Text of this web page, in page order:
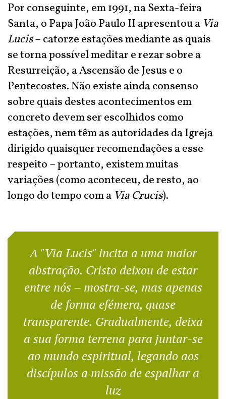
Por conseguinte, em 1991, na Sexta-feira
Santa, o Papa João Paulo II apresentou a Via
Lucis– catorze estações mediante as quais
se torna possível meditar e rezar sobre a
Resurreição, a Ascensão de Jesus e o
Pentecostes. Não existe ainda consenso
sobre quais destes acontecimentos em
concreto devem ser escolhidos como
estações, nem têm as autoridades da Igreja
dirigido quaisquer recomendações a esse
respeito – portanto, existem muitas
variações (como aconteceu, de resto, ao
longo do tempo com a Via Crucis).
A "Via Lucis" incita a uma maior
abstração. Cristo deixou de estar
entre nós – mostra-se, mas apenas
de forma efémera, quase
transparente. Gradualmente, deixa
a sua forma terrena para juntar-se
ao mundo espiritual, legando aos
discípulos a missão de espalhar a
luz